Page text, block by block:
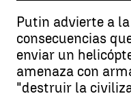
Putin advierte a
consecuencias
enviar un
amenaza con
"destruir la